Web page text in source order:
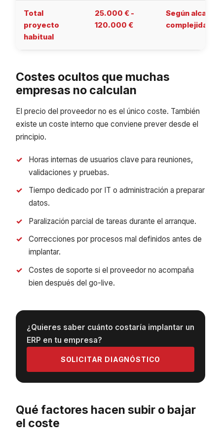
Total
proyecto
habitual
25.000 € -
120.000 €
Según
complejidad.
Costes ocultos que muchas
empresas no calculan
El precio del proveedor no es el único coste. También
existe un coste interno que conviene prever desde el
principio.
Horas internas de usuarios clave para reuniones,
validaciones y pruebas.
Tiempo dedicado por IT o administración a preparar
datos.
Paralización parcial de tareas durante el arranque.
Correcciones por procesos mal definidos antes de
implantar.
Costes de soporte si el proveedor no acompaña
bien después del go-live.
¿Quieres saber cuánto costaría implantar un
ERP en tu empresa?
SOLICITAR DIAGNÓSTICO
Qué factores hacen subir o bajar
el coste